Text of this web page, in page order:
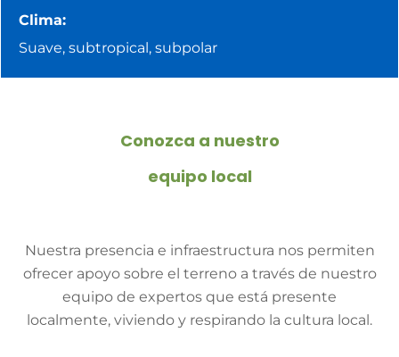
Clima:
Suave, subtropical, subpolar
Conozca a nuestro
equipo local
Nuestra presencia e infraestructura nos permiten
ofrecer apoyo sobre el terreno a través de nuestro
equipo de expertos que está presente
localmente, viviendo y respirando la cultura local.